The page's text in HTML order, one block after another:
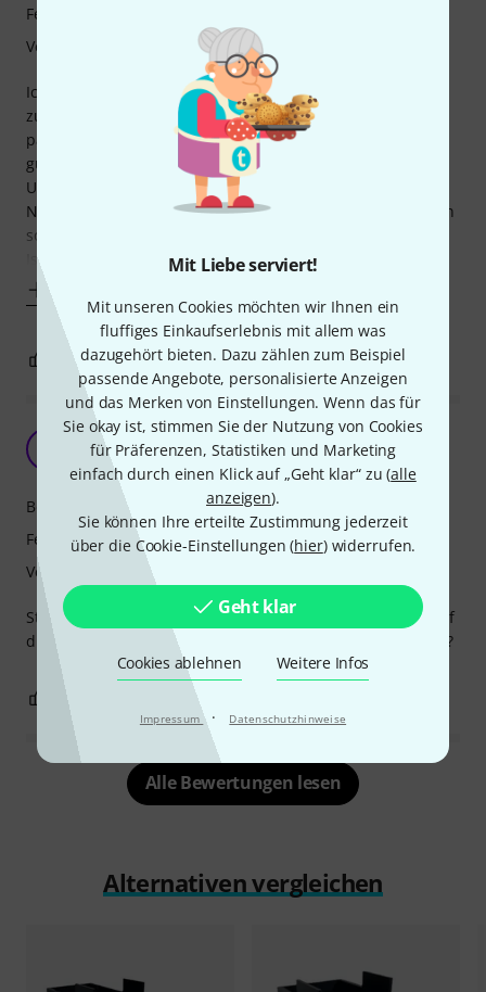
Mit Liebe serviert!
Mit unseren Cookies möchten wir Ihnen ein
fluffiges Einkaufserlebnis mit allem was
dazugehört bieten. Dazu zählen zum Beispiel
passende Angebote, personalisierte Anzeigen
und das Merken von Einstellungen. Wenn das für
Sie okay ist, stimmen Sie der Nutzung von Cookies
für Präferenzen, Statistiken und Marketing
einfach durch einen Klick auf „Geht klar“ zu (alle
anzeigen).
Sie können Ihre erteilte Zustimmung jederzeit
über die Cookie-Einstellungen (hier) widerrufen.
Geht klar
Cookies ablehnen Weitere Infos
Impressum · Datenschutzhinweise
Ich habe mir das "thingyfab HS-1 Steinberg UR22c" direkt
zum UR22c mitbestellt - da hat die Kategorie "Zubehör &
passende Artikel" unterhalb der Artikelbeschreibung sehr
gut funktioniert ;-)
Und es macht genau das, was es für meine vorgesehene
Nutzung auf dem Schreibtisch des "Home-Studios" machen
soll (vermutlich nicht mehr, aber auch nicht weniger):
Ist
Features
Verarbeitung
0 BEWERTUNG MELDEN
Stabil und passt sehr gut
groovetherapeut 03.12.2025
Ständer liess sich gut zusammenbauen und passt exakt auf
die Abmessungen von der Soundkarte. Was will man mehr?
Bedienung
Features
Verarbeitung
BEWERTUNG MELDEN
Alle Bewertungen lesen
Alternativen vergleichen